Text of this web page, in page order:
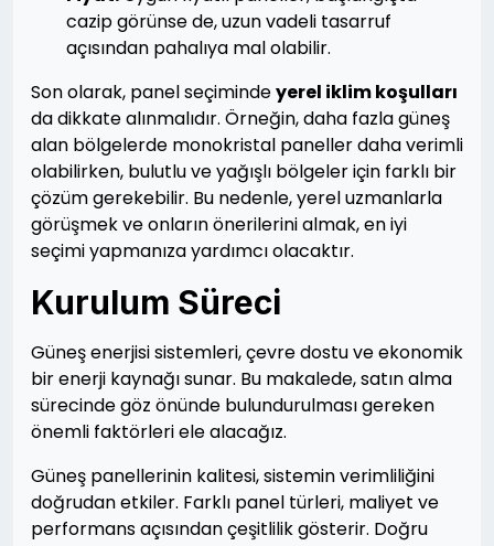
cazip görünse de, uzun vadeli tasarruf
açısından pahalıya mal olabilir.
Son olarak, panel seçimindeyerel iklim koşulları
da dikkate alınmalıdır. Örneğin, daha fazla güneş
alan bölgelerde monokristal paneller daha verimli
olabilirken, bulutlu ve yağışlı bölgeler için farklı bir
çözüm gerekebilir. Bu nedenle, yerel uzmanlarla
görüşmek ve onların önerilerini almak, en iyi
seçimi yapmanıza yardımcı olacaktır.
Kurulum Süreci
Güneş enerjisi sistemleri, çevre dostu ve ekonomik
bir enerji kaynağı sunar. Bu makalede, satın alma
sürecinde göz önünde bulundurulması gereken
önemli faktörleri ele alacağız.
Güneş panellerinin kalitesi, sistemin verimliliğini
doğrudan etkiler. Farklı panel türleri, maliyet ve
performans açısından çeşitlilik gösterir. Doğru